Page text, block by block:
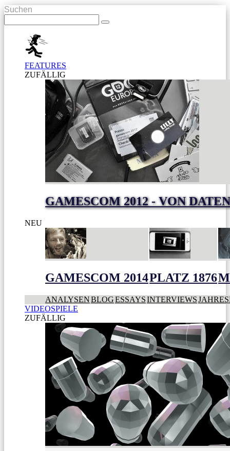
Suchen
FEATURES
ZUFÄLLIG
GAMESCOM 2012 - VON
NEU
GAMESCOM 2014PLATZ 1876
ANALYSENBLOGESSAYSINTERVIEWS
VIDEOSPIELE
ZUFÄLLIG